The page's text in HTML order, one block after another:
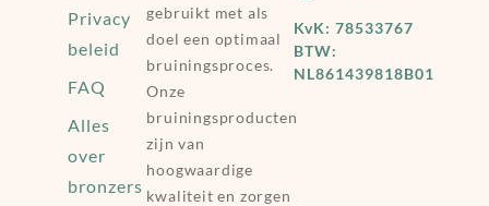
Privacy
beleid
FAQ
Alles
over
bronzers
gebruikt met als
doel een optimaal
bruiningsproces.
Onze
bruiningsproducten
zijn van
hoogwaardige
kwaliteit en zorgen
KvK: 78533767
BTW:
NL861439818B01